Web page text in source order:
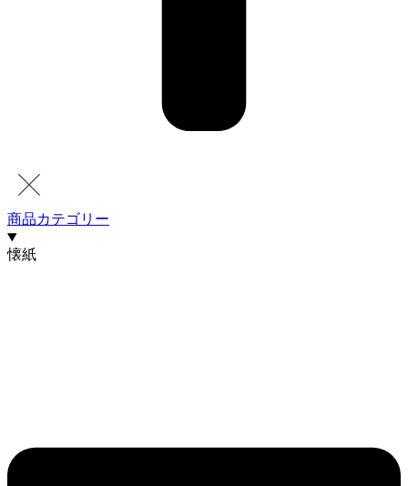
商品カテゴリー
懐紙